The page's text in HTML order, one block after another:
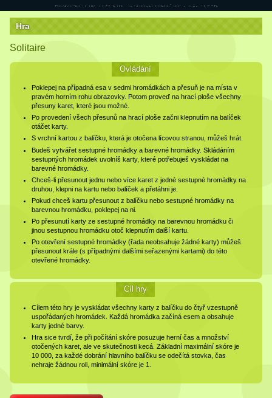
Hra
Solitaire
Ovládání
Poklepej na případná esa v sedmi hromádkách a přesuň je na místa v
pravém horním rohu obrazovky. Potom proveď na hrací ploše všechny
přesuny karet, které jsou možné.
Po provedení všech přesunů na hrací ploše začni klepnutím na balíček
otáčet karty.
S vrchní kartou z balíčku, která je otočena lícovou stranou, můžeš hrát.
Budeš vytvářet sestupné hromádky a barevné hromádky. Skládáním
sestupných hromádek uvolníš karty, které potřebuješ vyskládat na
barevné hromádky.
Chceš-li přesunout jednu nebo více karet z jedné sestupné hromádky na
druhou, klepni na kartu nebo balíček a přetáhni je.
Pokud chceš kartu přesunout z balíčku nebo sestupné hromádky na
barevnou hromádku, poklepej na ni.
Po přesunutí karty ze sestupné hromádky na barevnou hromádku či
jinou sestupnou hromádku otoč klepnutím další kartu.
Po otevření sestupné hromádky (řada neobsahuje žádné karty) můžeš
přesunout krále (s případnými dalšími seřazenými kartami) do této
otevřené hromádky.
Cíl hry
Cílem této hry je vyskládat všechny karty z balíčku do čtyř vzestupně
uspořádaných hromádek. Každá hromádka začíná esem a obsahuje
karty jedné barvy.
Hra sice tvrdí, že při počítání skóre posuzuje herní čas a množství
otočených karet, ale ve skutečnosti kecá. Základní maximální skóre je
10 000, za každé dobrání hlavního balíčku se odečítá stovka, čas
nehraje žádnou roli, minimální skóre je 1.